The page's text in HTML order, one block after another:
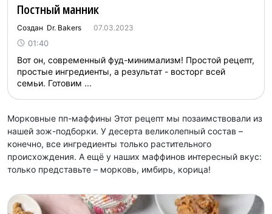
Постный манник
Создан Dr. Bakers 07.03.2023
01:40
Вот он, современный фуд-минимализм! Простой рецепт,
простые ингредиенты, а результат - восторг всей
семьи. Готовим ...
Морковные пп-маффины Этот рецепт мы позаимствовали из
нашей зож-подборки. У десерта великолепный состав –
конечно, все ингредиенты только растительного
происхождения. А ещё у наших маффинов интересный вкус:
только представьте – морковь, имбирь, корица!